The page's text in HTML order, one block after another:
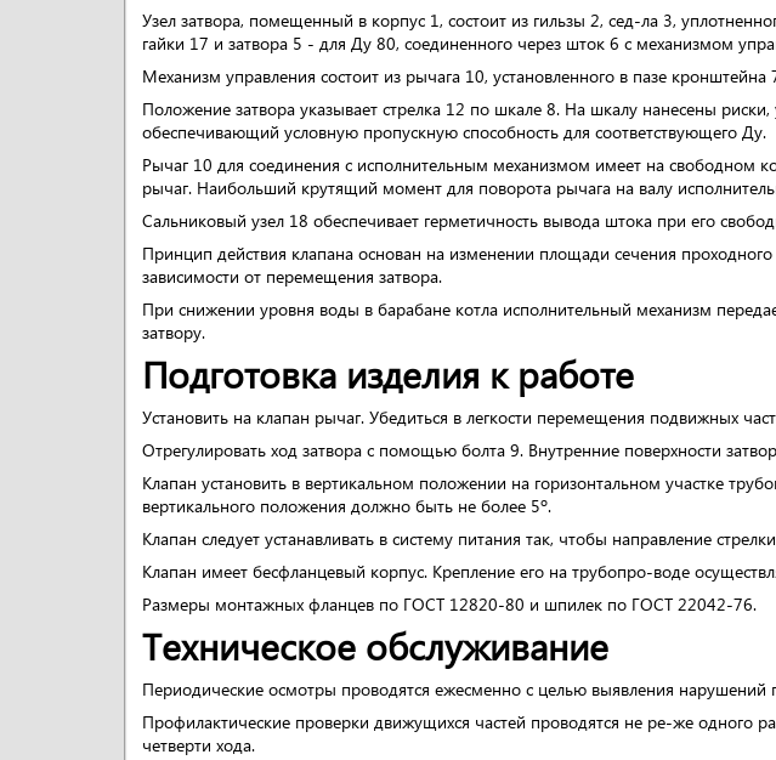
Узел затвора, помещенный в корпус 1, состоит из гильзы 2, сед-ла 3,
гайки 17 и затвора 5 - для Ду 80, соединенного через шток 6 с механизмом
Механизм управления состоит из рычага 10, установленного в пазе
Положение затвора указывает стрелка 12 по шкале 8. На шкалу нанесены
обеспечивающий условную пропускную способность для соответствующего Ду.
Рычаг 10 для соединения с исполнительным механизмом имеет на свободном
рычаг. Наибольший крутящий момент для поворота рычага на валу
Сальниковый узел 18 обеспечивает герметичность вывода штока при его
Принцип действия клапана основан на изменении площади сечения
зависимости от перемещения затвора.
При снижении уровня воды в барабане котла исполнительный механизм
затвору.
Подготовка изделия к работе
Установить на клапан рычаг. Убедиться в легкости перемещения подвижных
Отрегулировать ход затвора с помощью болта 9. Внутренние поверхности
Клапан установить в вертикальном положении на горизонтальном участке
вертикального положения должно быть не более 5º.
Клапан следует устанавливать в систему питания так, чтобы направление
Клапан имеет бесфланцевый корпус. Крепление его на трубопро-воде
Размеры монтажных фланцев по ГОСТ 12820-80 и шпилек по ГОСТ 22042-76.
Техническое обслуживание
Периодические осмотры проводятся ежесменно с целью выявления нарушений
Профилактические проверки движущихся частей проводятся не ре-же одного
четверти хода.